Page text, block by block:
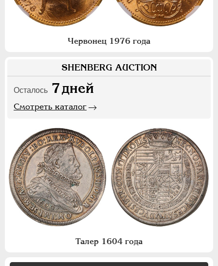
Червонец 1976 года
SHENBERG AUCTION
Осталось 7дней
Смотреть каталог
Талер 1604 года